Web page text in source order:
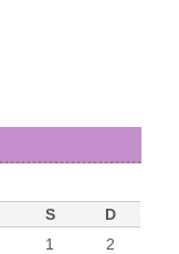
S
D
1
2